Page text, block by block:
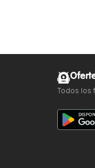
Todos los